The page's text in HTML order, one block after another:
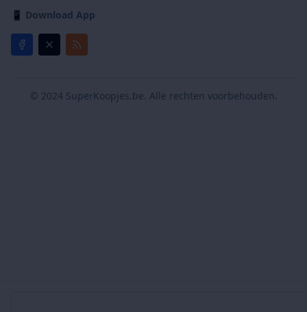
📱 Download App
© 2024 SuperKoopjes.be. Alle rechten voorbehouden.